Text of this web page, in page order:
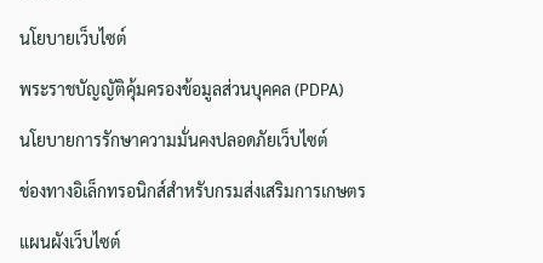
นโยบายเว็บไซต์
พระราชบัญญัติคุ้มครองข้อมูลส่วนบุคคล (PDPA)
นโยบายการรักษาความมั่นคงปลอดภัยเว็บไซต์
ช่องทางอิเล็กทรอนิกส์สำหรับกรมส่งเสริมการเกษตร
แผนผังเว็บไซต์